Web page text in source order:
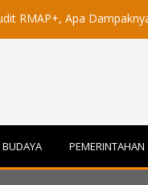
Apa Dampaknya untuk
BUDAYA PEMERINTAHAN